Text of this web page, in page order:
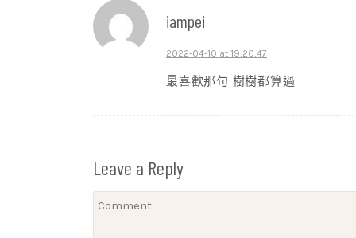
iampei
2022-04-10 at 19:20:47
最喜歡那句 樹樹都算過
Leave a Reply